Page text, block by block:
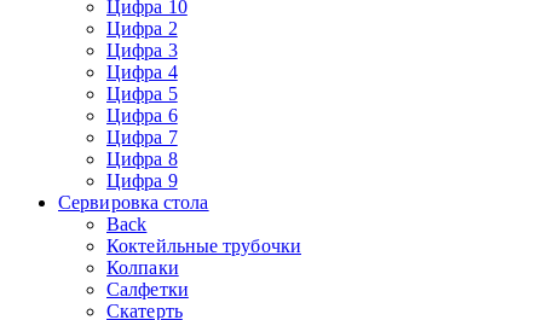
Цифра 10
Цифра 2
Цифра 3
Цифра 4
Цифра 5
Цифра 6
Цифра 7
Цифра 8
Цифра 9
Сервировка стола
Back
Коктейльные трубочки
Колпаки
Салфетки
Скатерть